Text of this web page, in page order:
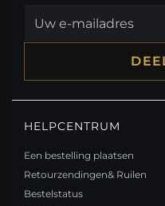
HELPCENTRUM
Een bestelling plaatsen
Retourzendingen& Ruilen
Bestelstatus